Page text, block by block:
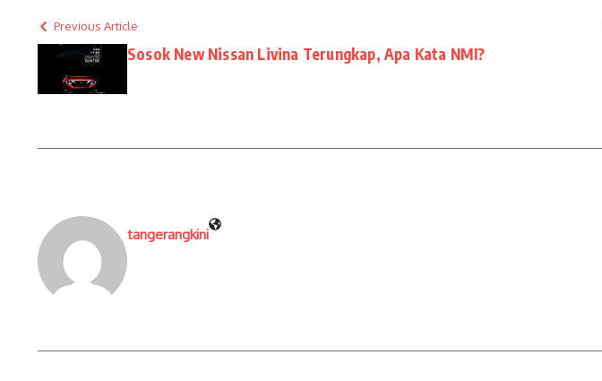
Previous Article
Sosok New Nissan Livina Terungkap, Apa Kata NMI?
tangerangkini